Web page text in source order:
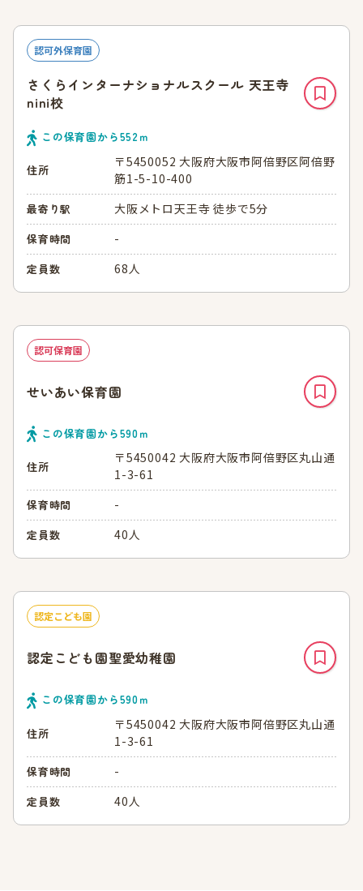
認可外保育園
さくらインターナショナルスクール 天王寺
nini校
この保育園から552ｍ
住所
〒5450052 大阪府大阪市阿倍野区阿倍野
筋1-5-10-400
最寄り駅 大阪メトロ天王寺 徒歩で5分
保育時間 -
定員数 68人
認可保育園
せいあい保育園
この保育園から590ｍ
住所
〒5450042 大阪府大阪市阿倍野区丸山通
1-3-61
保育時間 -
定員数 40人
認定こども園
認定こども園聖愛幼稚園
この保育園から590ｍ
住所
〒5450042 大阪府大阪市阿倍野区丸山通
1-3-61
保育時間 -
定員数 40人